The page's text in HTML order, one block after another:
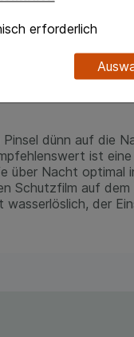
Notwendig:Hierbei
werden kann.
beispielsweise für
Tracking:Hierüber
sammeln, mit
Website
erforderlich
dünn auf die
ist
Nacht optimal
Schutzfilm auf dem
der